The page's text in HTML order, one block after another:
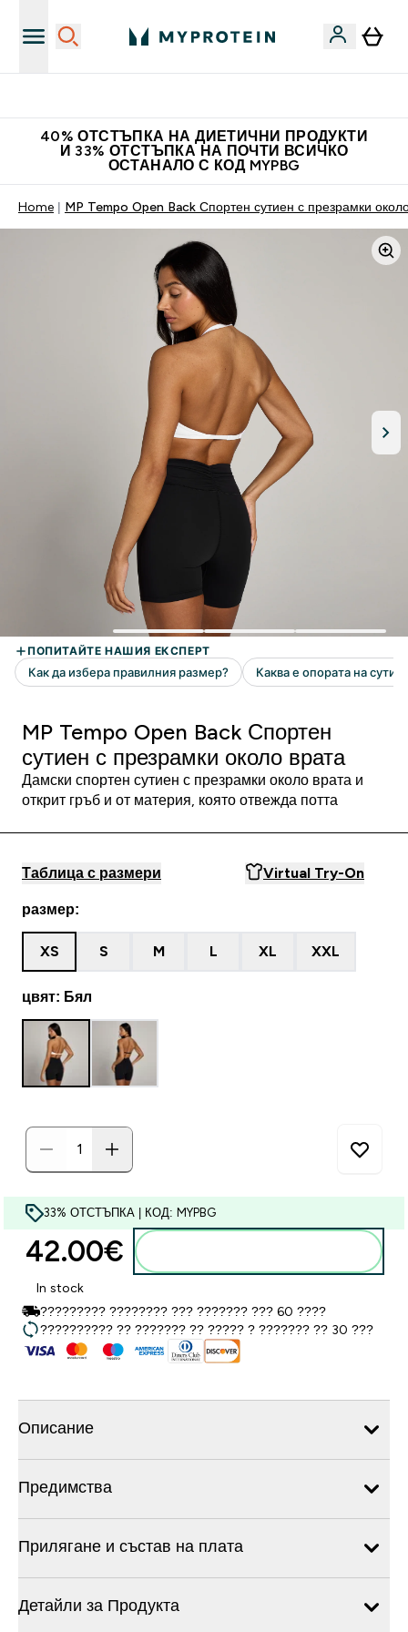
40% ОТСТЪПКА НА ДИЕТИЧНИ ПРОДУКТИ
И 33% ОТСТЪПКА НА ПОЧТИ ВСИЧКО
ОСТАНАЛО С КОД MYPBG
Home MP Tempo Open Back Спортен сутиен с презрамки
MP Tempo Open Back Спортен
сутиен с презрамки около врата
Дамски спортен сутиен с презрамки около врата и
открит гръб и от материя, която отвежда потта
Таблица с размери Virtual Try-On
размер:
XS S M L XL XXL
цвят: Бял
33% ОТСТЪПКА | КОД: MYPBG
42.00€‎
In stock
????????? ???????? ??? ??????? ??? 60 ????
?????????? ?? ??????? ?? ????? ? ??????? ?? 30 ???
Описание
Предимства
Прилягане и състав на плата
Детайли за Продукта